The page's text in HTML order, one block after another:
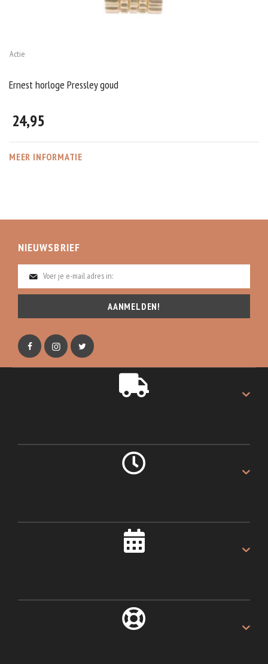
Actie
Ernest horloge Pressley goud
24,95
MEER INFORMATIE
NIEUWSBRIEF
AANMELDEN!
Gratis verzending op alles.
Als u voor 16:00u besteld.
Recht van retour.